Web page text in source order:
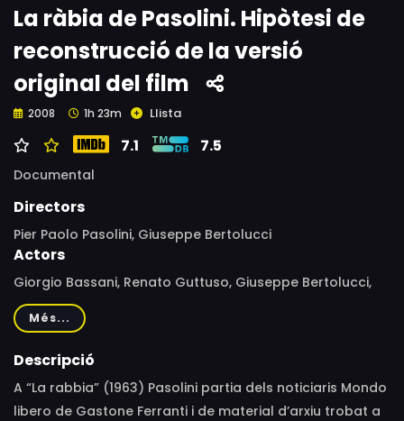
La ràbia de Pasolini. Hipòtesi de
reconstrucció de la versió
original del film
2008 1h 23m Llista
7.1 7.5
Documental
Directors
Pier Paolo Pasolini, Giuseppe Bertolucci
Actors
Giorgio Bassani, Renato Guttuso, Giuseppe Bertolucci,
Vittorio Magrelli, Pier Paolo Pasolini, Fidel Castro, Charles
de Gaulle, Yuri Gagarin, Giovanni Guareschi, Nikita
Khrushchev, Sophia Loren, Marilyn Monroe, Alighiero
Noschese, John XXIII., Elizabeth II of the United Kingdom,
Ninetto Davoli, Franco Citti, Laura Betti
Més...
Descripció
A “La rabbia” (1963) Pasolini partia dels noticiaris Mondo
libero de Gastone Ferranti i de material d’arxiu trobat a